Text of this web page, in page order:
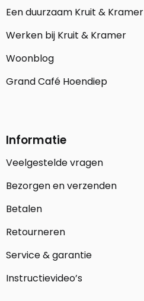
Een duurzaam Kruit & Kramer
Werken bij Kruit & Kramer
Woonblog
Grand Café Hoendiep
Informatie
Veelgestelde vragen
Bezorgen en verzenden
Betalen
Retourneren
Service & garantie
Instructievideo’s